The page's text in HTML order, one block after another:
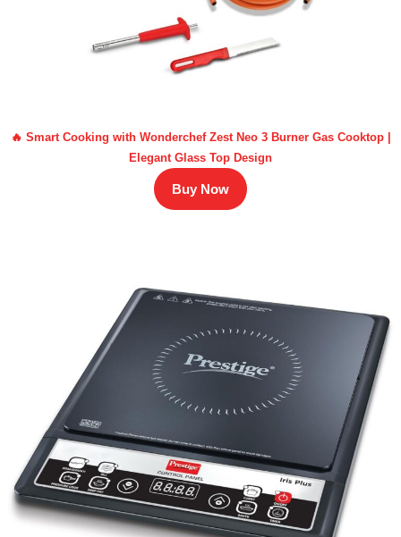
🔥 Smart Cooking with Wonderchef Zest Neo 3 Burner Gas Cooktop |
Elegant Glass Top Design
Buy Now